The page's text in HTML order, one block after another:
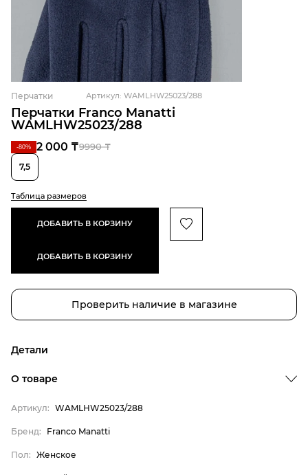
Перчатки Franco Manatti
WAMLHW25023/288
Перчатки Артикул: WAMLHW25023/288
9990 ₸
2 000 ₸
-80%
7,5
Таблица размеров
ДОБАВИТЬ В КОРЗИНУ
ДОБАВИТЬ В КОРЗИНУ
Проверить наличие в магазине
Детали
О товаре
Артикул: WAMLHW25023/288
Бренд: Franco Manatti
Пол: Женское